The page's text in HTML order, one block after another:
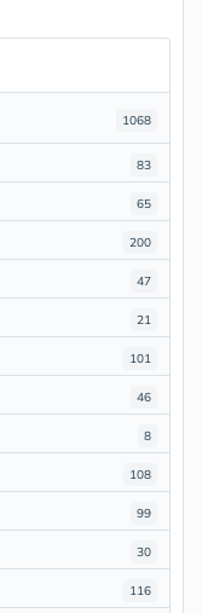
1068
83
65
200
47
21
101
46
8
108
99
30
116